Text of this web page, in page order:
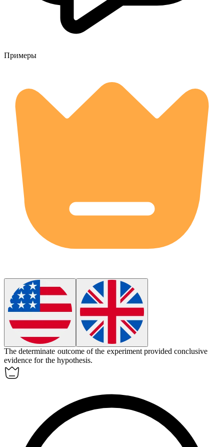
Примеры
The determinate outcome of the experiment provided conclusive
evidence for the hypothesis.